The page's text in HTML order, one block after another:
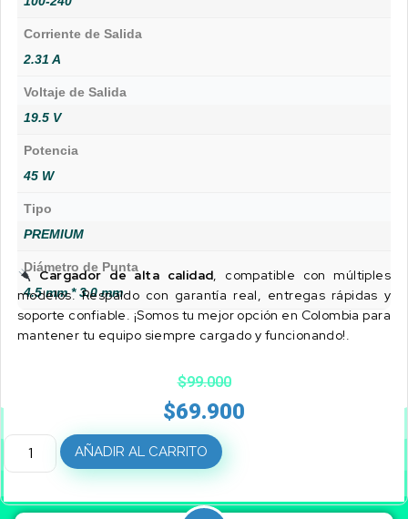
Corriente de Salida
2.31 A
Voltaje de Salida
19.5 V
Potencia
45 W
Tipo
PREMIUM
Diámetro de Punta
4.5 mm * 3.0 mm
Cargador de alta calidad, compatible con múltiples
modelos. Respaldo con garantía real, entregas rápidas y
soporte confiable. ¡Somos tu mejor opción en Colombia para
mantener tu equipo siempre cargado y funcionando!.
$99.000
$69.900
AÑADIR AL CARRITO